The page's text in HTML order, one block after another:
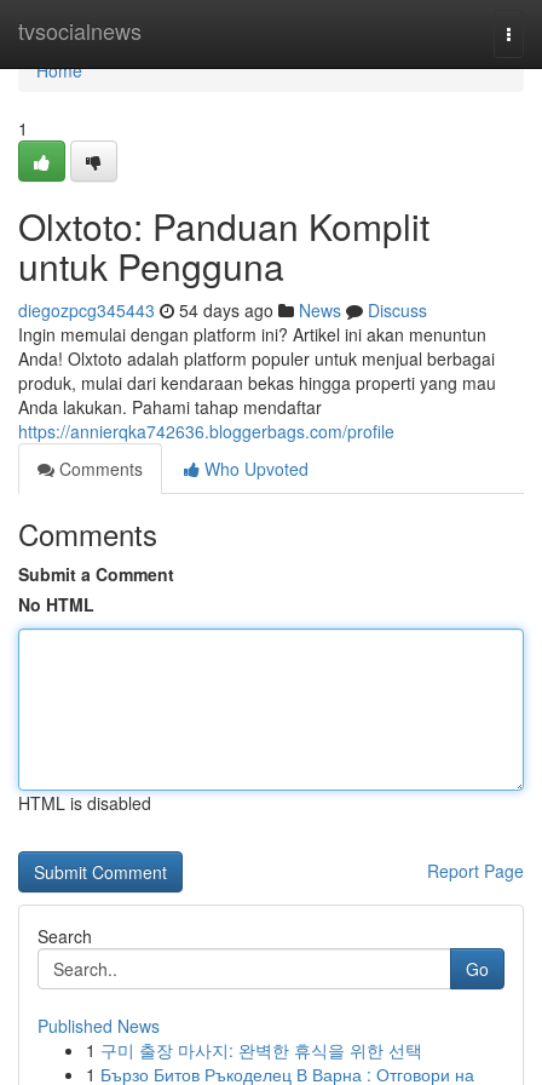
tvsocialnews
Home
Home
1
Olxtoto: Panduan Komplit
untuk Pengguna
diegozpcg345443 54 days ago News
Discuss
Ingin memulai dengan platform ini? Artikel ini akan menuntun
Anda! Olxtoto adalah platform populer untuk menjual berbagai
produk, mulai dari kendaraan bekas hingga properti yang mau
Anda lakukan. Pahami tahap mendaftar
https://annierqka742636.bloggerbags.com/profile
Comments
Who Upvoted
Comments
Submit a Comment
No HTML
HTML is disabled
Report Page
Search
Go
Published News
1 구미 출장 마사지: 완벽한 휴식을 위한 선택
1 Бързо Битов Ръкоделец В Варна : Отговори на